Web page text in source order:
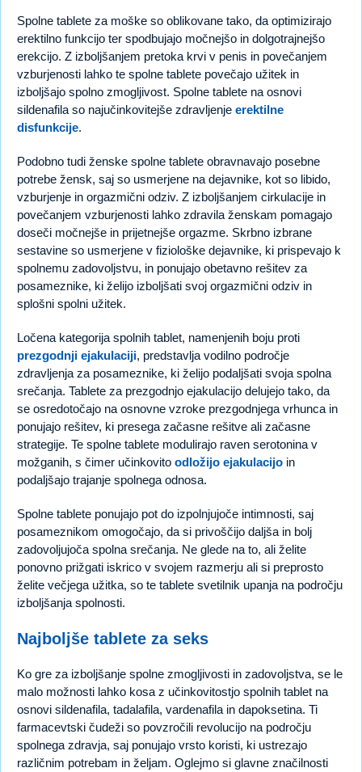
Spolne tablete za moške so oblikovane tako, da optimizirajo
erektilno funkcijo ter spodbujajo močnejšo in dolgotrajnejšo
erekcijo. Z izboljšanjem pretoka krvi v penis in povečanjem
vzburjenosti lahko te spolne tablete povečajo užitek in
izboljšajo spolno zmogljivost. Spolne tablete na osnovi
sildenafila so najučinkovitejše zdravljenje erektilne
disfunkcije.
Podobno tudi ženske spolne tablete obravnavajo posebne
potrebe žensk, saj so usmerjene na dejavnike, kot so libido,
vzburjenje in orgazmični odziv. Z izboljšanjem cirkulacije in
povečanjem vzburjenosti lahko zdravila ženskam pomagajo
doseči močnejše in prijetnejše orgazme. Skrbno izbrane
sestavine so usmerjene v fiziološke dejavnike, ki prispevajo k
spolnemu zadovoljstvu, in ponujajo obetavno rešitev za
posameznike, ki želijo izboljšati svoj orgazmični odziv in
splošni spolni užitek.
Ločena kategorija spolnih tablet, namenjenih boju proti
prezgodnji ejakulaciji, predstavlja vodilno področje
zdravljenja za posameznike, ki želijo podaljšati svoja spolna
srečanja. Tablete za prezgodnjo ejakulacijo delujejo tako, da
se osredotočajo na osnovne vzroke prezgodnjega vrhunca in
ponujajo rešitev, ki presega začasne rešitve ali začasne
strategije. Te spolne tablete modulirajo raven serotonina v
možganih, s čimer učinkovito odložijo ejakulacijo in
podaljšajo trajanje spolnega odnosa.
Spolne tablete ponujajo pot do izpolnjujoče intimnosti, saj
posameznikom omogočajo, da si privoščijo daljša in bolj
zadovoljujoča spolna srečanja. Ne glede na to, ali želite
ponovno prižgati iskrico v svojem razmerju ali si preprosto
želite večjega užitka, so te tablete svetilnik upanja na področju
izboljšanja spolnosti.
Najboljše tablete za seks
Ko gre za izboljšanje spolne zmogljivosti in zadovoljstva, se le
malo možnosti lahko kosa z učinkovitostjo spolnih tablet na
osnovi sildenafila, tadalafila, vardenafila in dapoksetina. Ti
farmacevtski čudeži so povzročili revolucijo na področju
spolnega zdravja, saj ponujajo vrsto koristi, ki ustrezajo
različnim potrebam in željam. Oglejmo si glavne značilnosti